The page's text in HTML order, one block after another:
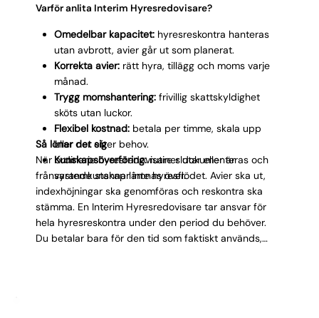
Varför anlita Interim Hyresredovisare?
Omedelbar kapacitet:hyresreskontra hanteras
utan avbrott, avier går ut som planerat.
Korrekta avier:rätt hyra, tillägg och moms varje
månad.
Trygg momshantering:frivillig skattskyldighet
sköts utan luckor.
Flexibel kostnad:betala per timme, skala upp
eller ner efter behov.
Kunskapsöverföring:rutiner dokumenteras och
systemkunskap lämnas över.
Så lönar det sig
När ordinarie hyresredovisare slutar eller är
frånvarande stannar inte hyresflödet. Avier ska ut,
indexhöjningar ska genomföras och reskontra ska
stämma. En Interim Hyresredovisare tar ansvar för
hela hyresreskontra under den period du behöver.
Du betalar bara för den tid som faktiskt används,